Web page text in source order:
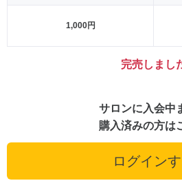
1,000円
完売しまし
サロンに入会中
購入済みの方は
ログイン